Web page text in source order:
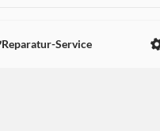
Reparatur-Service